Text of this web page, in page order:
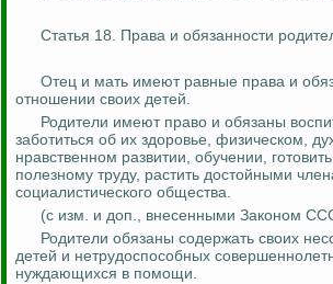
Статья 18. Права и обязанности
Отец и мать имеют равные права и
отношении своих детей.
Родители имеют право и обязаны
заботиться об их здоровье, физическом,
нравственном развитии, обучении,
полезному труду, растить достойными
социалистического общества.
(с изм. и доп., внесенными Законом
Родители обязаны содержать своих
детей и нетрудоспособных
нуждающихся в помощи.